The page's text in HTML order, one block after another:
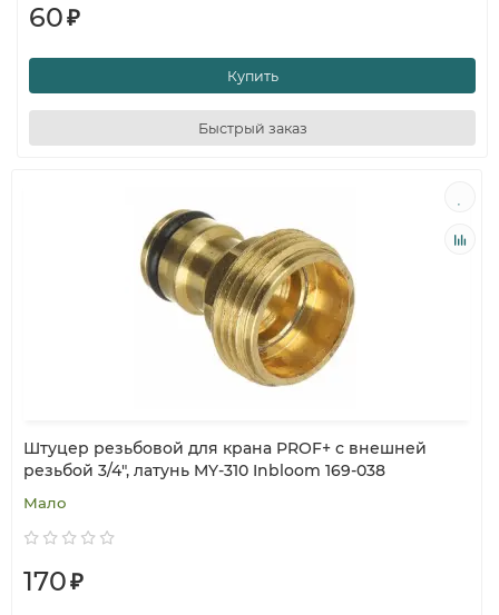
60₽
Купить
Быстрый заказ
Штуцер резьбовой для крана PROF+ с внешней
резьбой 3/4", латунь MY-310 Inbloom 169-038
Мало
170₽